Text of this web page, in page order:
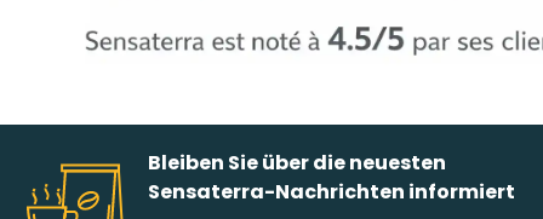
Bleiben Sie über die neuesten
Sensaterra-Nachrichten informiert